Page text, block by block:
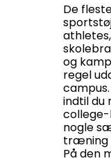
De
og
regel
indtil du
college-
nogle
træning
På den